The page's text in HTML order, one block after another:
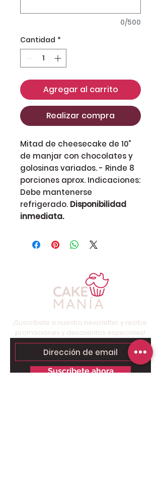
0/500
Cantidad *
Agregar al carrito
Realizar compra
Mitad de cheesecake de 10”
de manjar con chocolates y
golosinas variados. - Rinde 8
porciones aprox. Indicaciones:
Debe mantenerse
refrigerado. Disponibilidad
inmediata.
¡Suscríbete a nuestro newsletter y recibe
promociones y descuentos especiales!
Suscríbete ahora